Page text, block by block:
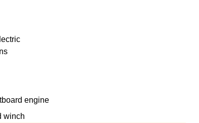
engine
winch